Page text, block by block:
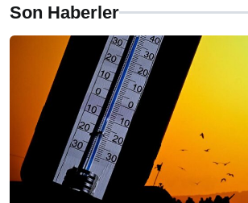
Son Haberler